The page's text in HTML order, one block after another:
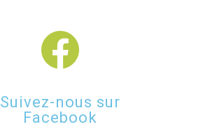
Suivez-nous sur
Facebook